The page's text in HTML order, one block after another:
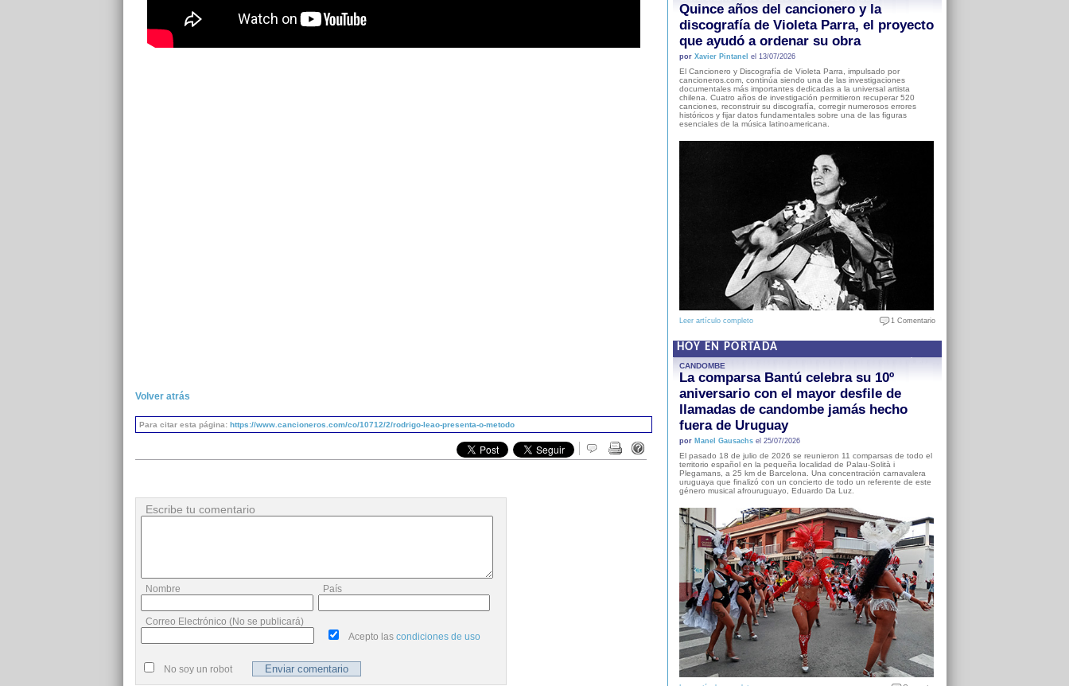
Volver atrás
Para citar esta página: https://www.cancioneros.com/co/10712/2/rodrigo-leao-presenta-o-metodo
Escribe tu comentario
Nombre País
Correo Electrónico (No se publicará)
Acepto las condiciones de uso
No soy un robot
Quince años del cancionero y la
discografía de Violeta Parra, el proyecto
que ayudó a ordenar su obra
por Xavier Pintanel el 13/07/2026
El Cancionero y Discografía de Violeta Parra, impulsado por
cancioneros.com, continúa siendo una de las investigaciones
documentales más importantes dedicadas a la universal artista
chilena. Cuatro años de investigación permitieron recuperar 520
canciones, reconstruir su discografía, corregir numerosos errores
históricos y fijar datos fundamentales sobre una de las figuras
esenciales de la música latinoamericana.
Leer artículo completo 1 Comentario
HOY EN PORTADA
CANDOMBE
La comparsa Bantú celebra su 10º
aniversario con el mayor desfile de
llamadas de candombe jamás hecho
fuera de Uruguay
por Manel Gausachsel 25/07/2026
El pasado 18 de julio de 2026 se reunieron 11 comparsas de todo el
territorio español en la pequeña localidad de Palau-Solità i
Plegamans, a 25 km de Barcelona. Una concentración carnavalera
uruguaya que finalizó con un concierto de todo un referente de este
género musical afrouruguayo, Eduardo Da Luz.